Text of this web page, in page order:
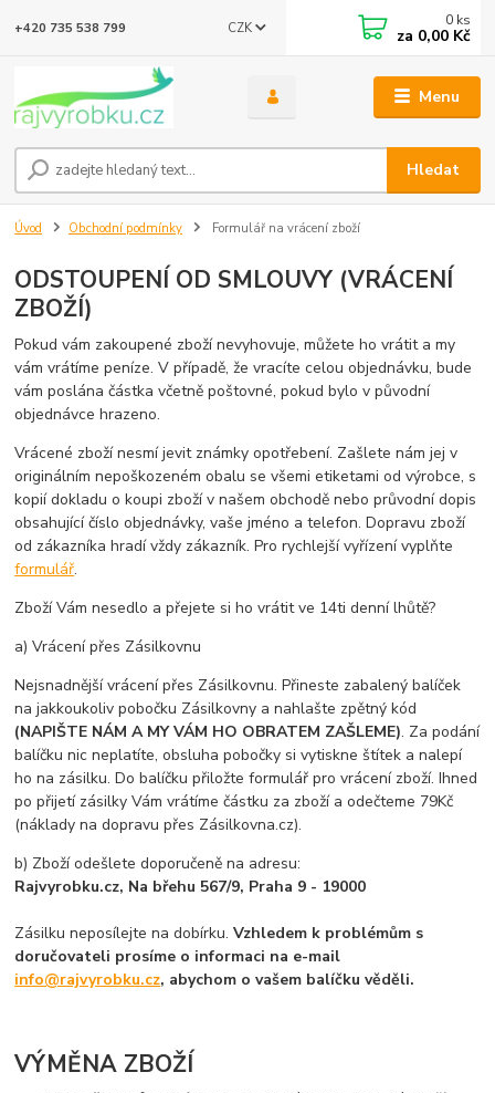
Menu
CZK
Hledat
+420 735 538 799 0 ks
za 0,00 Kč
Úvod Obchodní podmínky Formulář na vrácení zboží
ODSTOUPENÍ OD SMLOUVY (VRÁCENÍ
ZBOŽÍ)
Pokud vám zakoupené zboží nevyhovuje, můžete ho vrátit a my
vám vrátíme peníze. V případě, že vracíte celou objednávku, bude
vám poslána částka včetně poštovné, pokud bylo v původní
objednávce hrazeno.
Vrácené zboží nesmí jevit známky opotřebení. Zašlete nám jej v
originálním nepoškozeném obalu se všemi etiketami od výrobce, s
kopií dokladu o koupi zboží v našem obchodě nebo průvodní dopis
obsahující číslo objednávky, vaše jméno a telefon. Dopravu zboží
od zákazníka hradí vždy zákazník. Pro rychlejší vyřízení vyplňte
formulář.
Zboží Vám nesedlo a přejete si ho vrátit ve 14ti denní lhůtě?
a) Vrácení přes Zásilkovnu
Nejsnadnější vrácení přes Zásilkovnu. Přineste zabalený balíček
na jakkoukoliv pobočku Zásilkovny a nahlašte zpětný kód
(NAPIŠTE NÁM A MY VÁM HO OBRATEM ZAŠLEME). Za podání
balíčku nic neplatíte, obsluha pobočky si vytiskne štítek a nalepí
ho na zásilku. Do balíčku přiložte formulář pro vrácení zboží. Ihned
po přijetí zásilky Vám vrátíme částku za zboží a odečteme 79Kč
(náklady na dopravu přes Zásilkovna.cz).
b) Zboží odešlete doporučeně na adresu:
Rajvyrobku.cz, Na břehu 567/9, Praha 9 - 19000
Zásilku neposílejte na dobírku.Vzhledem k problémům s
doručovateli prosíme o informaci na e-mail
info@rajvyrobku.cz, abychom o vašem balíčku věděli.
VÝMĚNA ZBOŽÍ